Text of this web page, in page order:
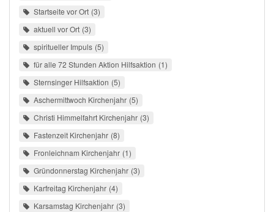
Startseite vor Ort 3
aktuell vor Ort 3
spiritueller Impuls 5
für alle 72 Stunden Aktion Hilfsaktion 1
Sternsinger Hilfsaktion 5
Aschermittwoch Kirchenjahr 5
Christi Himmelfahrt Kirchenjahr 3
Fastenzeit Kirchenjahr 8
Fronleichnam Kirchenjahr 1
Gründonnerstag Kirchenjahr 3
Karfreitag Kirchenjahr 4
Karsamstag Kirchenjahr 3